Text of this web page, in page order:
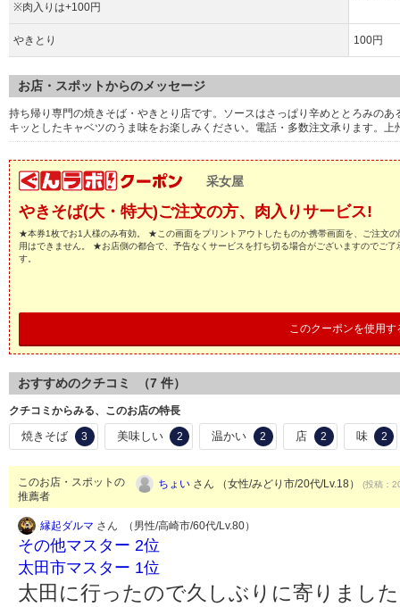
※肉入りは+100円
やきとり 100円
お店・スポットからのメッセージ
持ち帰り専門の焼きそば・やきとり店です。ソースはさっぱり辛めととろみの
キッとしたキャベツのうま味をお楽しみください。電話・多数注文承ります。
采女屋
やきそば(大・特大)ご注文の方、肉入りサービス!
★本券1枚でお1人様のみ有効。 ★この画面をプリントアウトしたものか携帯画面を、ご注文
用はできません。 ★お店側の都合で、予告なくサービスを打ち切る場合がございますのでご
す。
このクーポンを使用す
おすすめのクチコミ （7 件）
クチコミからみる、このお店の特長
焼きそば 3 美味しい 2 温かい 2 店 2 味 2
このお店・スポットの
推薦者
ちょい さん （女性/みどり市/20代/Lv.18） (投稿：
縁起ダルマ さん （男性/高崎市/60代/Lv.80）
その他マスター 2位
太田市マスター 1位
太田に行ったので久しぶりに寄りまし